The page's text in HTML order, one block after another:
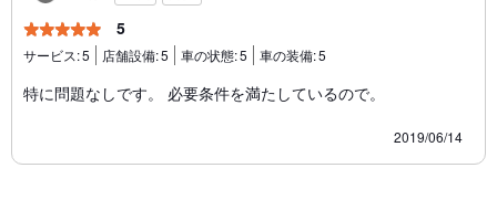
5
サービス:5 店舗設備:5 車の状態:5 車の装備:5
特に問題なしです。 必要条件を満たしているので。
2019/06/14